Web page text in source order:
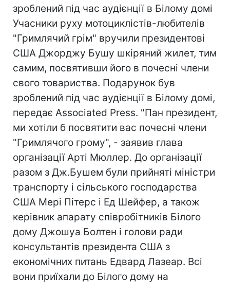
зроблений під час аудієнції в Білому домі
Учасники руху мотоциклістів-любителів
"Гримлячий грім" вручили президентові
США Джорджу Бушу шкіряний жилет, тим
самим, посвятивши його в почесні члени
свого товариства. Подарунок був
зроблений під час аудієнції в Білому домі,
передає Associated Press. "Пан президент,
ми хотіли б посвятити вас почесні члени
"Гримлячого грому", - заявив глава
організації Арті Мюллер. До організації
разом з Дж.Бушем були прийняті міністри
транспорту і сільського господарства
США Мері Пітерс і Ед Шейфер, а також
керівник апарату співробітників Білого
дому Джошуа Болтен і голови ради
консультантів президента США з
економічних питань Едвард Лазеар. Всі
вони приїхали до Білого дому на